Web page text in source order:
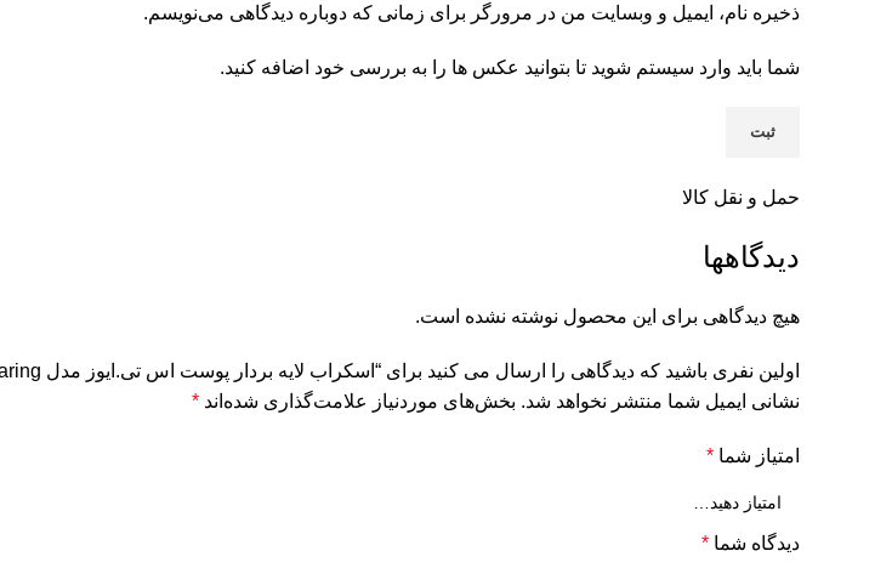
ذخیره نام، ایمیل و وبسایت من در مرورگر برای زمانی که دوباره دیدگاهی می‌نویسم.
شما باید وارد سیستم شوید تا بتوانید عکس ها را به بررسی خود اضافه کنید.
حمل و نقل کالا
دیدگاهها
هیچ دیدگاهی برای این محصول نوشته نشده است.
اولین نفری باشید که دیدگاهی را ارسال می کنید برای “اسکراب لایه بردار پوست اس تی.ایوز مدل Black Head Clearing”
نشانی ایمیل شما منتشر نخواهد شد. بخش‌های موردنیاز علامت‌گذاری شده‌اند *
امتیاز شما *
دیدگاه شما *